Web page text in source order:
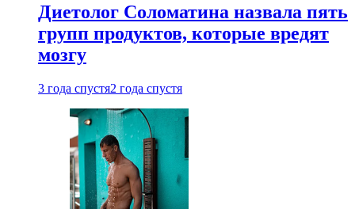
Диетолог Соломатина назвала пять
групп продуктов, которые вредят
мозгу
3 года спустя2 года спустя